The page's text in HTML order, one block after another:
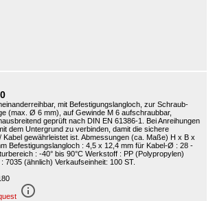
mit Befestigungslangloch, zur Schraub-
(max. Ø 6 mm), auf Gewinde M 6 aufschraubbar,
geprüft nach DIN EN 61386-1. Bei Anreihungen
dem Untergrund zu verbinden, damit die sichere
Kabel gewährleistet ist. Abmessungen (ca. Maße) H x B x
Befestigungslangloch : 4,5 x 12,4 mm für Kabel-Ø : 28 -
: -40° bis 90°C Werkstoff : PP (Polypropylen)
7035 (ähnlich) Verkaufseinheit: 100 ST.
info_outline